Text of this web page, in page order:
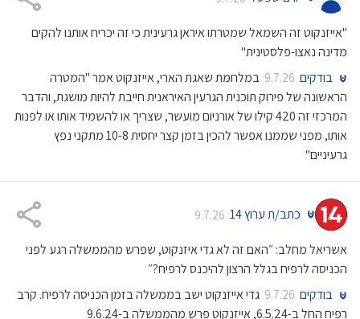
"אייזנקוט זה השמאל שמטרתו איראן גרעינית כי זה יכריח אותנו להקים
מדינה נאצו-פלסטינית"
בודקים 9.7.26 במלחמת שאגת הארי, אייזנקוט אמר "המטרה
הראשונה של פירוק תוכנית הגרעין האיראנית חייבת להיות מושגת, והדבר
המרכזי זה 420 קילו של אורניום מועשר, שצריך או להשמיד אותו או לפנות
אותו, מפני שממנו אפשר להכין בזמן קצר יחסית 10-8 מתקני נפץ
גרעיניים"
כתב/ת ערוץ 14 9.7.26
אשריאל מחלב: ״האם זה לא גדי איזנקוט, שפרש מהממשלה רגע לפני
הכניסה לרפיח בגלל הרצון להיכנס לרפיח?״
בודקים 9.7.26 גדי אייזנקוט ישב בממשלה בזמן הכניסה לרפיח. קרב
רפיח החל ב-6.5.24, אייזנקוט פרש מהממשלה ב-9.6.24